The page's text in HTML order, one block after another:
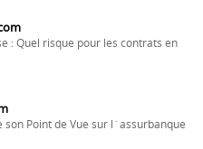
: Quel risque pour les contrats en
son Point de Vue sur l´assurbanque